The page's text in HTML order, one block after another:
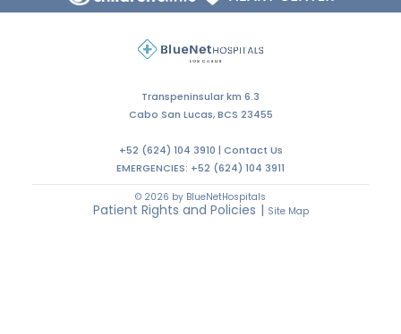
Transpeninsular km 6.3
Cabo San Lucas, BCS 23455
+52 (624) 104 3910 | Contact Us
EMERGENCIES: +52 (624) 104 3911
© 2026 by BlueNetHospitals
Patient Rights and Policies | Site Map